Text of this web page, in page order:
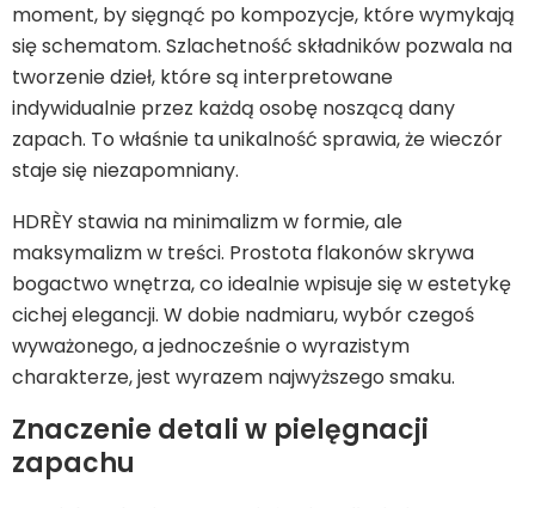
moment, by sięgnąć po kompozycje, które wymykają
się schematom. Szlachetność składników pozwala na
tworzenie dzieł, które są interpretowane
indywidualnie przez każdą osobę noszącą dany
zapach. To właśnie ta unikalność sprawia, że wieczór
staje się niezapomniany.
HDRÈY stawia na minimalizm w formie, ale
maksymalizm w treści. Prostota flakonów skrywa
bogactwo wnętrza, co idealnie wpisuje się w estetykę
cichej elegancji. W dobie nadmiaru, wybór czegoś
wyważonego, a jednocześnie o wyrazistym
charakterze, jest wyrazem najwyższego smaku.
Znaczenie detali w pielęgnacji
zapachu